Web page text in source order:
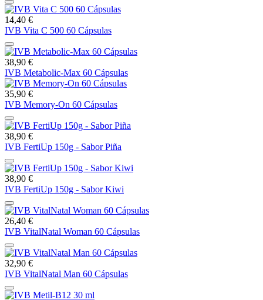
14,40 €
IVB Vita C 500 60 Cápsulas
38,90 €
IVB Metabolic-Max 60 Cápsulas
35,90 €
IVB Memory-On 60 Cápsulas
38,90 €
IVB FertiUp 150g - Sabor Piña
38,90 €
IVB FertiUp 150g - Sabor Kiwi
26,40 €
IVB VitalNatal Woman 60 Cápsulas
32,90 €
IVB VitalNatal Man 60 Cápsulas